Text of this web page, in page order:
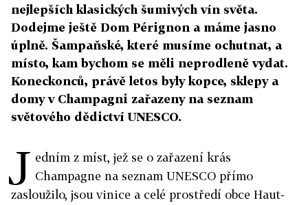
nejlepších klasických šumivých vín světa.
Dodejme ještě Dom Pérignon a máme jasno
úplně. Šampaňské, které musíme ochutnat, a
místo, kam bychom se měli neprodleně vydat.
Koneckonců, právě letos byly kopce, sklepy a
domy v Champagni zařazeny na seznam
světového dědictví UNESCO.
J edním z míst, jež se o zařazení krás
Champagne na seznam UNESCO přímo
zasloužilo, jsou vinice a celé prostředí obce Haut­